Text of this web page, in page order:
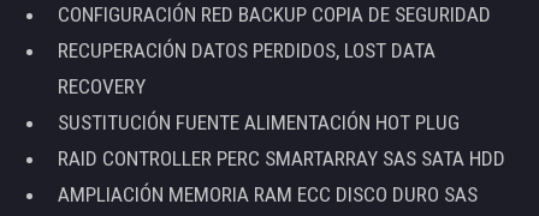
CONFIGURACIÓN RED BACKUP COPIA DE SEGURIDAD
RECUPERACIÓN DATOS PERDIDOS, LOST DATA
RECOVERY
SUSTITUCIÓN FUENTE ALIMENTACIÓN HOT PLUG
RAID CONTROLLER PERC SMARTARRAY SAS SATA HDD
AMPLIACIÓN MEMORIA RAM ECC DISCO DURO SAS